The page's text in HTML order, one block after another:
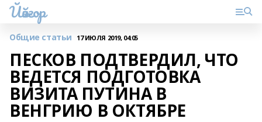
Йәйғор
Общие статьи 17 ИЮЛЯ 2019, 04:05
ПЕСКОВ ПОДТВЕРДИЛ, ЧТО
ВЕДЕТСЯ ПОДГОТОВКА
ВИЗИТА ПУТИНА В
ВЕНГРИЮ В ОКТЯБРЕ